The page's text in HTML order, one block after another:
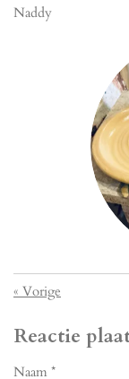
Naddy
« Vorige
Reactie
Naam *